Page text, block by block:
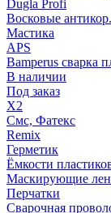
Dugla Profi
Восковые
Мастика
APS
Bamperus сварка
В наличии
Под заказ
X2
Смс, Фатекс
Remix
Герметик
Ёмкости
Маскирующие
Перчатки
Сварочная